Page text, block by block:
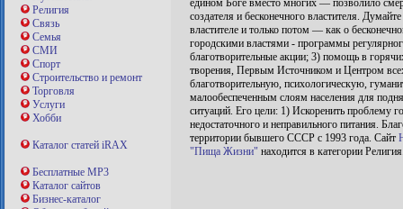
Религия
Связь
Семья
СМИ
Спорт
Строительство и ремонт
Торговля
Услуги
Хобби
Каталог статей iRAX
Бесплатные MP3
Каталог сайтов
Бизнес-каталог
едином Боге вместо многих — позволило
создателя и бесконечного властителя.
властителе и только потом — как о
городскими властями - программы
благотворительные акции; 3) помощь в
творения, Первым Источником и Центром
благотворительную, психологическую,
малообеспеченным слоям населения для
ситуаций. Его цели: 1) Искоренить проблему
недостаточного и неправильного питания.
территории бывшего СССР с 1993 года. Сайт
"Пища Жизни" находится в категории